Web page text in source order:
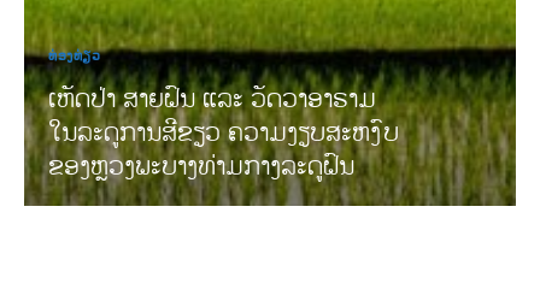
ທ່ອງທ່ຽວ
ເຫັດປ່າ ສາຍຝົນ ແລະ ວັດວາອາຣາມ
ໃນລະດູການສີຂຽວ ຄວາມງຽບສະຫງົບ
ຂອງຫຼວງພະບາງທ່າມກາງລະດູຝົນ